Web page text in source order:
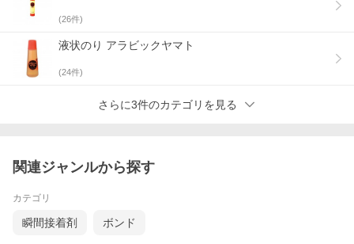
(26件)
液状のり アラビックヤマト
(24件)
さらに3件のカテゴリを見る
関連ジャンルから探す
カテゴリ
瞬間接着剤 ボンド